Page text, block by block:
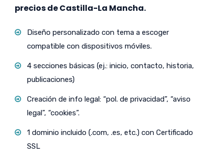
precios de Castilla-La Mancha.
Diseño personalizado con tema a escoger
compatible con dispositivos móviles.
4 secciones básicas (ej.: inicio, contacto, historia,
publicaciones)
Creación de info legal: “pol. de privacidad”, “aviso
legal”, “cookies”.
1 dominio incluido (.com, .es, etc.) con Certificado
SSL